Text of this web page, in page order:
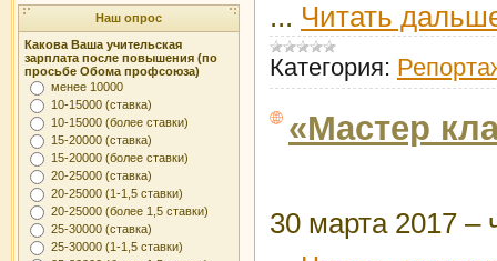
Наш опрос
Какова Ваша учительская
зарплата после повышения (по
просьбе Обома профсоюза)
менее 10000
10-15000 (ставка)
10-15000 (более ставки)
15-20000 (ставка)
15-20000 (более ставки)
20-25000 (ставка)
20-25000 (1-1,5 ставки)
20-25000 (более 1,5 ставки)
25-30000 (ставка)
25-30000 (1-1,5 ставки)
... Читать
Категория:
«Мастер
30 марта 2017 –